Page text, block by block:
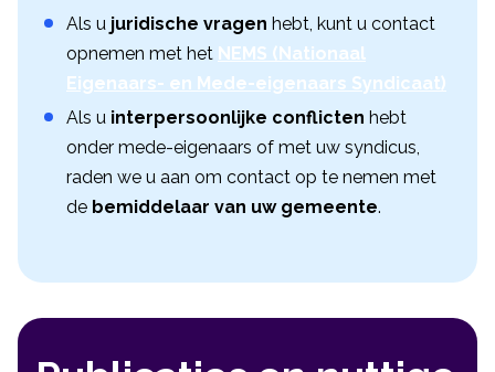
Als u juridische vragen hebt, kunt u contact
opnemen met het NEMS (Nationaal
Eigenaars- en Mede-eigenaars Syndicaat)
Als u interpersoonlijke conflicten hebt
onder mede-eigenaars of met uw syndicus,
raden we u aan om contact op te nemen met
de bemiddelaar van uw gemeente.